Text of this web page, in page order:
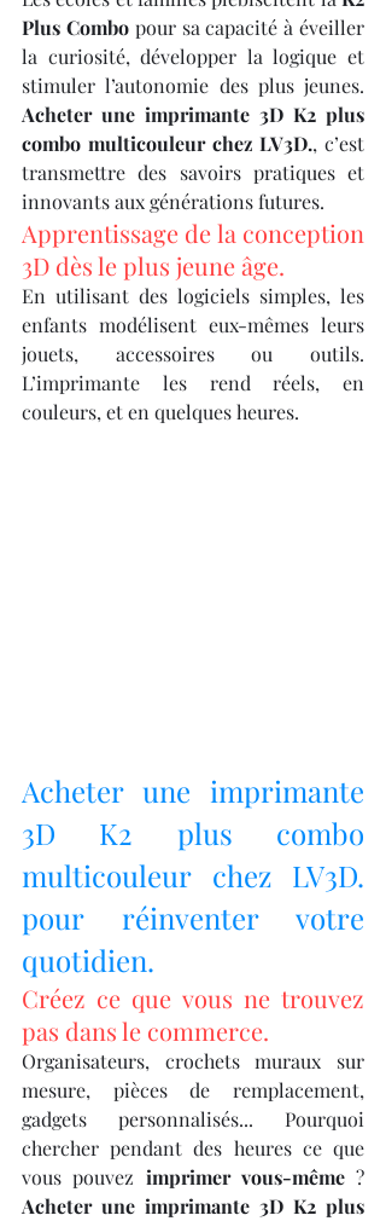
Plus Combo pour sa capacité à éveiller
la curiosité, développer la logique et
Acheter une imprimante 3D K2 plus
combo multicouleur chez LV3D., c’est
transmettre des savoirs pratiques et
innovants aux générations futures.
Apprentissage de la conception
3D dès le plus jeune âge.
En utilisant des logiciels simples, les
enfants modélisent eux-mêmes leurs
jouets, accessoires ou outils.
L’imprimante les rend réels, en
couleurs, et en quelques heures.
Acheter une imprimante
3D K2 plus combo
multicouleur chez LV3D.
pour réinventer votre
quotidien.
Créez ce que vous ne trouvez
pas dans le commerce.
Organisateurs, crochets muraux sur
mesure, pièces de remplacement,
gadgets personnalisés... Pourquoi
chercher pendant des heures ce que
vous pouvez imprimer vous-même
Acheter une imprimante 3D K2 plus